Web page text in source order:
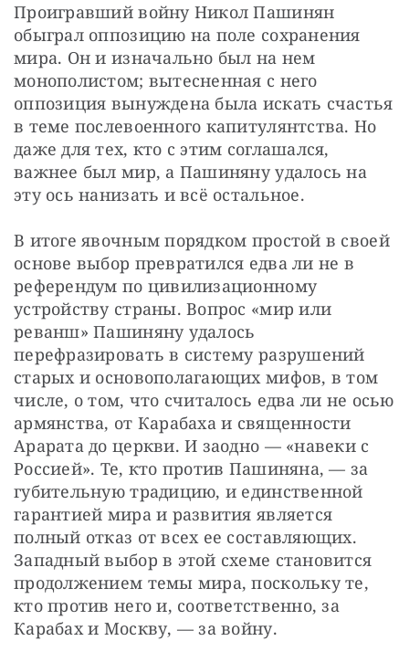
Проигравший войну Никол Пашинян
обыграл оппозицию на поле сохранения
мира. Он и изначально был на нем
монополистом; вытесненная с него
оппозиция вынуждена была искать счастья
в теме послевоенного капитулянтства. Но
даже для тех, кто с этим соглашался,
важнее был мир, а Пашиняну удалось на
эту ось нанизать и всё остальное.
В итоге явочным порядком простой в своей
основе выбор превратился едва ли не в
референдум по цивилизационному
устройству страны. Вопрос «мир или
реванш» Пашиняну удалось
перефразировать в систему разрушений
старых и основополагающих мифов, в том
числе, о том, что считалось едва ли не осью
армянства, от Карабаха и священности
Арарата до церкви. И заодно — «навеки с
Россией». Те, кто против Пашиняна, — за
губительную традицию, и единственной
гарантией мира и развития является
полный отказ от всех ее составляющих.
Западный выбор в этой схеме становится
продолжением темы мира, поскольку те,
кто против него и, соответственно, за
Карабах и Москву, — за войну.